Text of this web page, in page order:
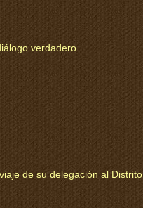
verdadero
de su delegación al Distrito